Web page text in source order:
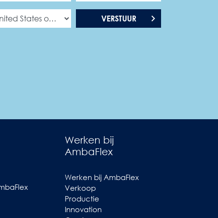
VERSTUUR
Werken bij
AmbaFlex
Werken bij AmbaFlex
Verkoop
Productie
Innovation